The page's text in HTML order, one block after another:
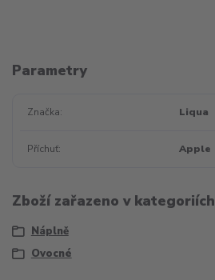
Parametry
Značka Liqua
Příchuť Apple
Zboží zařazeno v kategoriích
Náplně
Ovocné